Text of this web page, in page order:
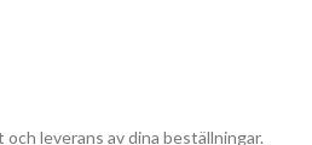
leverans av dina beställningar.